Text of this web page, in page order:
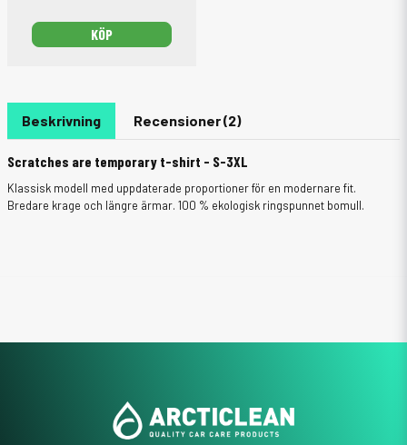
Beskrivning Recensioner (2)
Scratches are temporary t-shirt - S-3XL
Klassisk modell med uppdaterade proportioner för en modernare fit.
Bredare krage och längre ärmar. 100 % ekologisk ringspunnet bomull.
KÖP